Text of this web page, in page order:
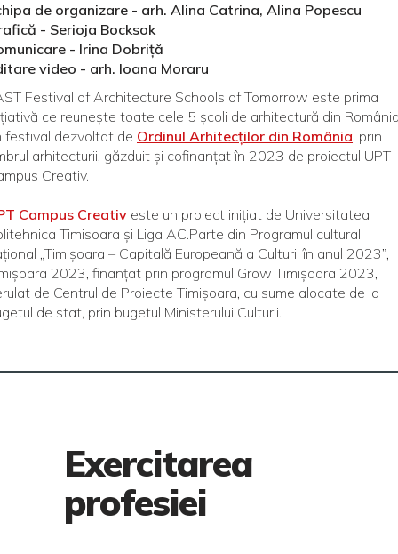
de organizare - arh. Alina Catrina, Alina Popescu
- Serioja Bocksok
- Irina Dobriță
video - arh. Ioana Moraru
Festival of Architecture Schools of Tomorrow este prima
ce reunește toate cele 5 școli de arhitectură din
festival dezvoltat de Ordinul Arhitecților din România, prin
arhitecturii, găzduit și cofinanțat în 2023 de proiectul UPT
Creativ.
Campus Creativ este un proiect inițiat de Universitatea
Timisoara și Liga AC.Parte din Programul cultural
„Timișoara – Capitală Europeană a Culturii în anul 2023”,
2023, finanțat prin programul Grow Timișoara 2023,
de Centrul de Proiecte Timișoara, cu sume alocate de la
de stat, prin bugetul Ministerului Culturii.
Exercitarea
profesiei